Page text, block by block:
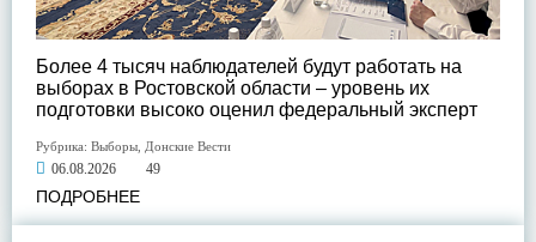
Более 4 тысяч наблюдателей будут работать на
выборах в Ростовской области – уровень их
подготовки высоко оценил федеральный эксперт
Рубрика: Выборы Донские Вести
06.08.2026 49
ПОДРОБНЕЕ